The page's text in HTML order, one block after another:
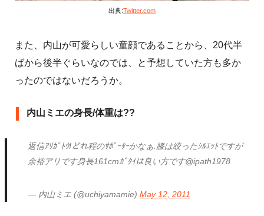
出典:Twitter.com
また、内山が可愛らしい童顔であることから、20代半
ばから後半ぐらいなのでは、と予想していた方も多か
ったのではないだろうか。
内山ミエの身長/体重は??
返信ｱﾘｶﾞﾄｳ!どれ程のｻﾎﾟｰﾀｰかなぁ.膝は絞ったｼﾙｴｯﾄですが
余裕アリです身長161cmｶﾞﾀｲは良い方です@ipath1978
— 内山ミエ (@uchiyamamie)May 12, 2011